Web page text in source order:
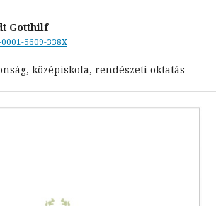
Gotthilf
5609-338X
középiskola, rendészeti oktatás